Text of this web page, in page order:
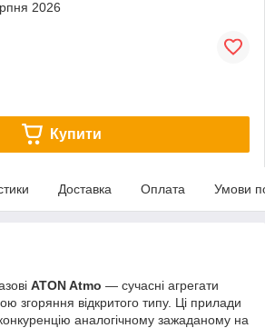
2026
Купити
Доставка Оплата Умови
ATON Atmo — сучасні агрегати
згоряння відкритого типу. Ці прилади
аналогічному зажаданому на